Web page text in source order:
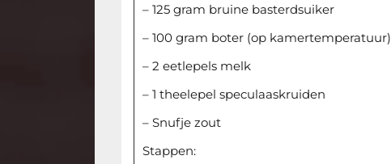
– 125 gram bruine basterdsuiker
– 100 gram boter (op kamertemperatuur)
– 2 eetlepels melk
– 1 theelepel speculaaskruiden
– Snufje zout
Stappen: